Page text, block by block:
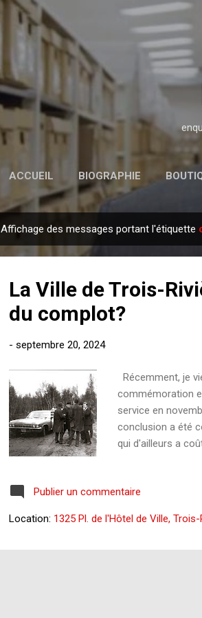
ACCUEIL BIOGRAPHIE
Affichage des messages portant l'étiquette
La Ville de Trois-
du complot?
- septembre 20, 2024
Récemment, je
commémoration
service en
conclusion a été
qui d'ailleurs a
Dupont a
Et je le répète:
c’est lorsqu’ils
Publier un commentaire
Location: 1325 Pl. de l'Hôtel de Ville,